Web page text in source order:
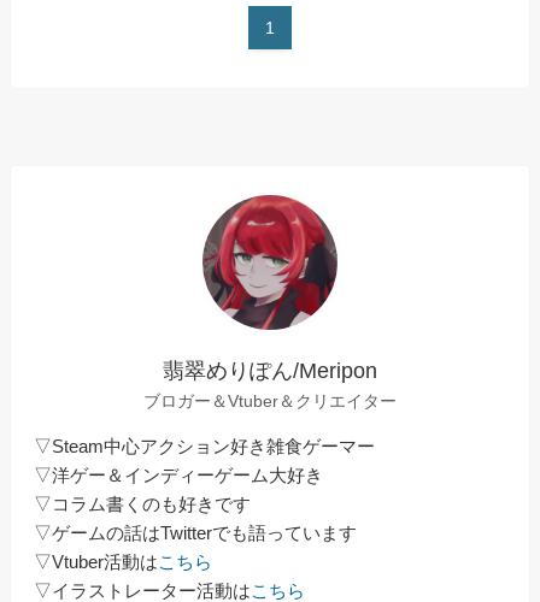
1
翡翠めりぽん/Meripon
ブロガー＆Vtuber＆クリエイター
▽Steam中心アクション好き雑食ゲーマー
▽洋ゲー＆インディーゲーム大好き
▽コラム書くのも好きです
▽ゲームの話はTwitterでも語っています
▽Vtuber活動はこちら
▽イラストレーター活動はこちら